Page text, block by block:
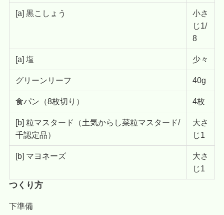
[a] 黒こしょう
小さ
じ1/
8
[a] 塩 少々
グリーンリーフ 40g
食パン（8枚切り） 4枚
[b] 粒マスタード（土気からし菜粒マスタード/
千認定品）
大さ
じ1
[b] マヨネーズ
大さ
じ1
つくり方
下準備